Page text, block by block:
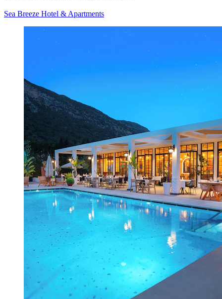
Sea Breeze Hotel & Apartments